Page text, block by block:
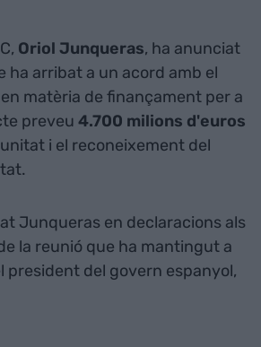
Oriol Junqueras, ha anunciat
ha arribat a un acord amb el
matèria de finançament per a
preveu 4.700 milions d'euros
i el reconeixement del
Junqueras en declaracions als
la reunió que ha mantingut a
president del govern espanyol,